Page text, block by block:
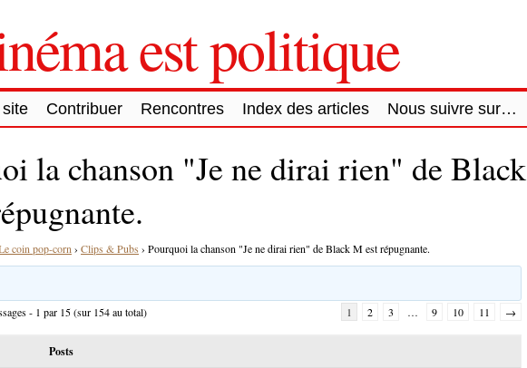
est politique
Contribuer Rencontres Index des articles Nous suivre sur…
la chanson "Je ne dirai rien" de Black
coin pop-corn › Clips & Pubs › Pourquoi la chanson "Je ne dirai rien" de Black M est répugnante.
- 1 par 15 (sur 154 au total) 1 2 3 … 9 10 11 →
Posts